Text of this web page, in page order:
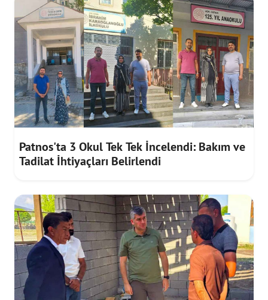
Patnos'ta 3 Okul Tek Tek İncelendi: Bakım ve
Tadilat İhtiyaçları Belirlendi